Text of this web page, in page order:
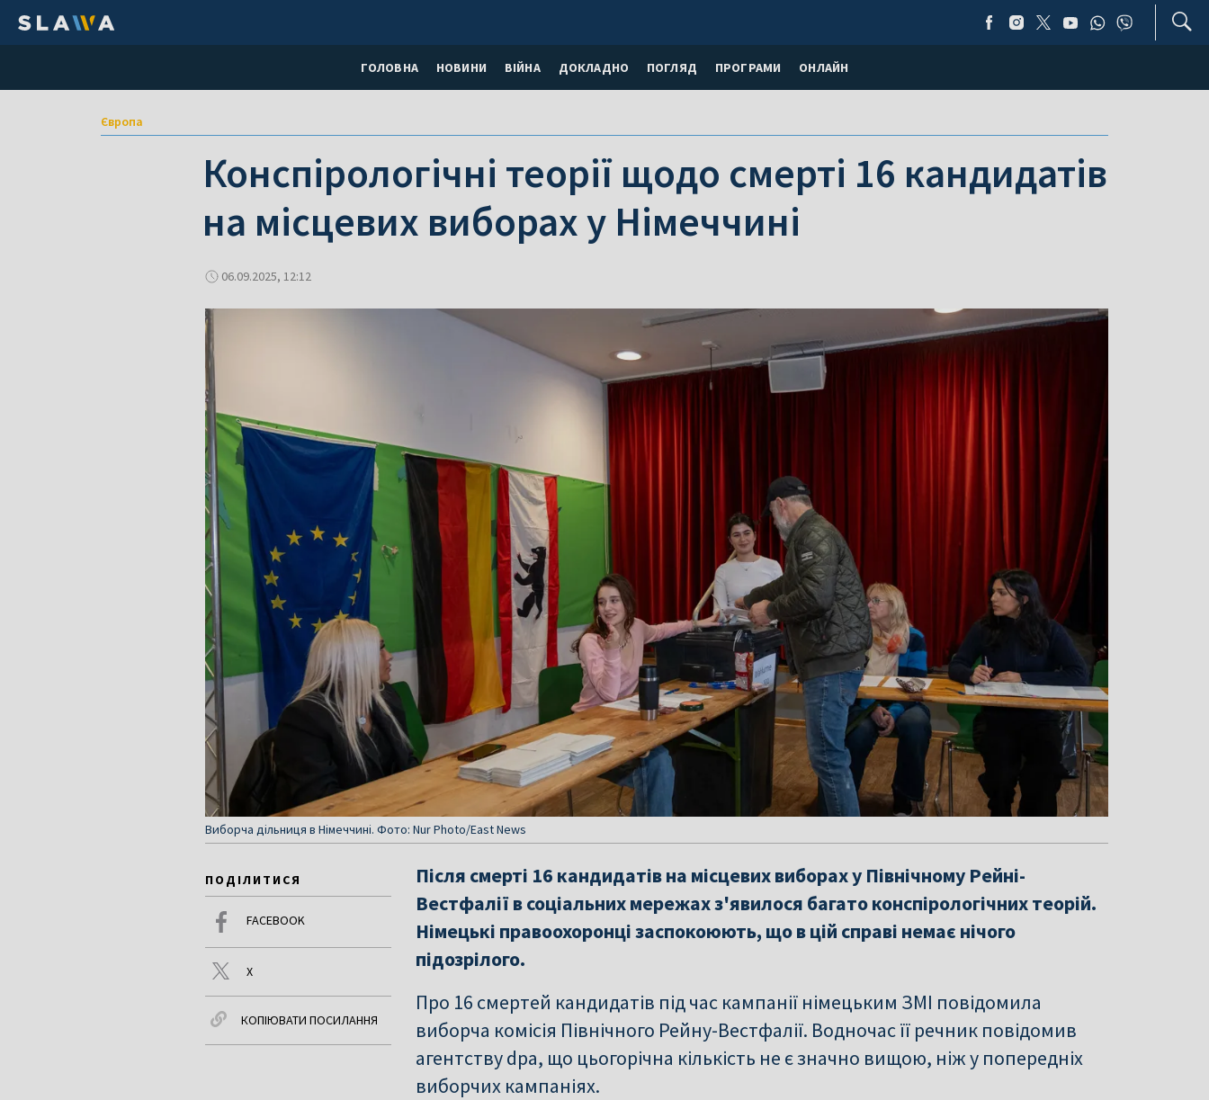
ГОЛОВНА НОВИНИ ВІЙНА ДОКЛАДНО ПОГЛЯД ПРОГРАМИ ОНЛАЙН
Європа
Конспірологічні теорії щодо смерті 16 кандидатів
на місцевих виборах у Німеччині
06.09.2025, 12:12
Виборча дільниця в Німеччині. Фото: Nur Photo/East News
ПОДІЛИТИСЯ
FACEBOOK
X
КОПІЮВАТИ ПОСИЛАННЯ
Після смерті 16 кандидатів на місцевих виборах у Північному Рейні-
Вестфалії в соціальних мережах з'явилося багато конспірологічних теорій.
Німецькі правоохоронці заспокоюють, що в цій справі немає нічого
підозрілого.
Про 16 смертей кандидатів під час кампанії німецьким ЗМІ повідомила
виборча комісія Північного Рейну-Вестфалії. Водночас її речник повідомив
агентству dpa, що цьогорічна кількість не є значно вищою, ніж у попередніх
виборчих кампаніях.